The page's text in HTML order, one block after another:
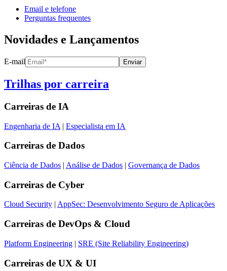
Email e telefone
Perguntas frequentes
Novidades e Lançamentos
E-mail Enviar
Trilhas por carreira
Carreiras de IA
Engenharia de IA | Especialista em IA
Carreiras de Dados
Ciência de Dados | Análise de Dados | Governança de Dados
Carreiras de Cyber
Cloud Security | AppSec: Desenvolvimento Seguro de Aplicações
Carreiras de DevOps & Cloud
Platform Engineering | SRE (Site Reliability Engineering)
Carreiras de UX & UI